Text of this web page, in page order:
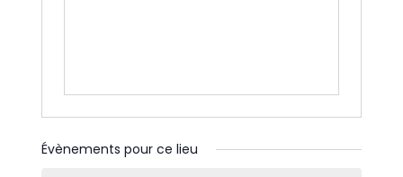
Évènements pour ce lieu